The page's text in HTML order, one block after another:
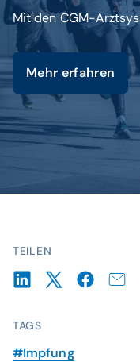
TEILEN
TAGS
#Impfung
Mit den CGM-
Mehr erfahren